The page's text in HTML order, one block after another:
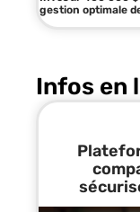
gestion optimale
Infos en